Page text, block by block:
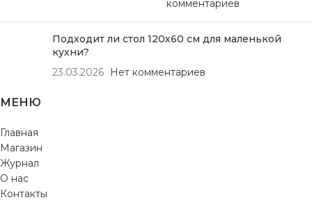
комментариев
Подходит ли стол 120х60 см для маленькой
кухни?
23.03.2026
Нет комментариев
МЕНЮ
Главная
Магазин
Журнал
О нас
Контакты